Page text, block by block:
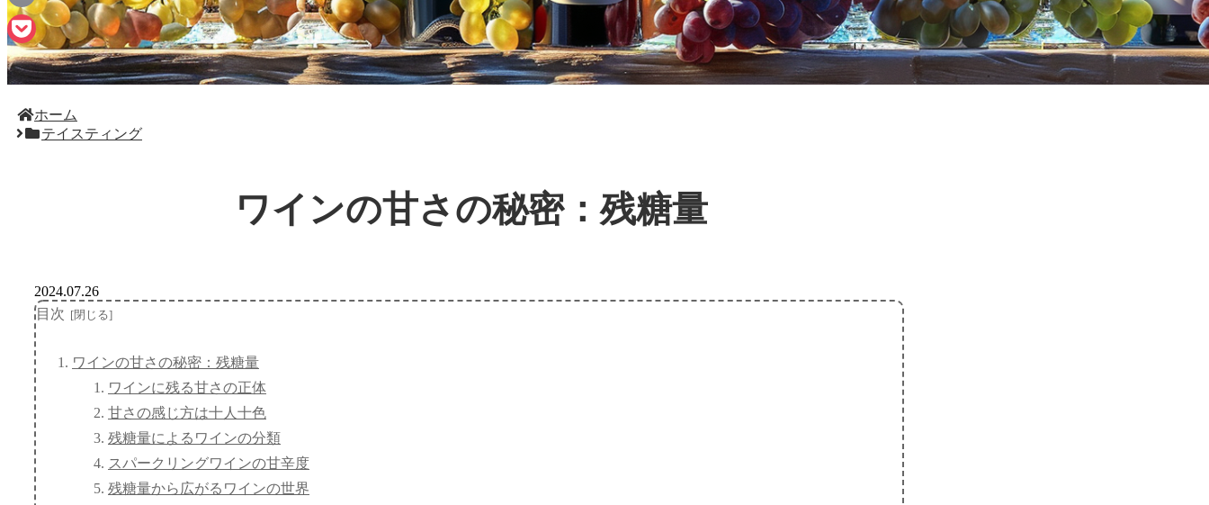
ホーム
テイスティング
ワインの甘さの秘密：残糖量
2024.07.26
目次
ワインの甘さの秘密：残糖量
ワインに残る甘さの正体
甘さの感じ方は十人十色
残糖量によるワインの分類
スパークリングワインの甘辛度
残糖量から広がるワインの世界
Email
Pocket